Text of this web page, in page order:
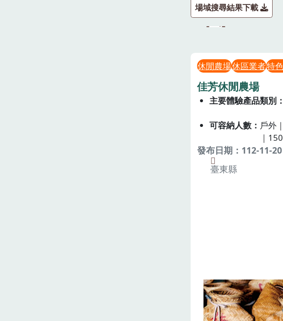
場域搜尋結果下載
休閒農場休區業者特
佳芳休閒農場
主要體驗產品類別
可容納人數
戶外
｜150
發布日期：112-11-
臺東縣